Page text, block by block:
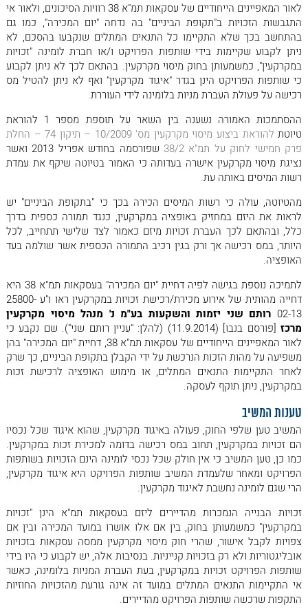
לאור המאפיינים הייחודיים של עסקאות תמ"א 38 רוויות הסיכונים, ולאור אי
התגבשות הזכויות ב"תקופת הביניים" בה נדחה "יום המכירה", כמו גם
בהתחשב בכך שלא התקיימו כל התנאים המתלים שנקבעו בהסכם, לא
ניתן לקבוע שקיימות בידי שותפות הפרויקט ו/או חברת לומינה "זכויות
במקרקעין", כמשמעותן בחוק מיסוי מקרקעין. בהתאם לכך לא ניתן לקבוע
כי שותפות הפרויקט הינן בגדר "איגוד מקרקעין" ואף לא ניתן להטיל מס
רכישה על פעולת העברת מניות בלומינה לידי העוררת.
ההסתמכות האמורה נשענה בין השאר על תוספת מספר 1 להוראת
טיוטת
להוראת ביצוע מיסוי מקרקעין מס' 10/2009 – תיקון 74 – החלת
פרק חמישי לחוק על תמ"א 38/2
שפורסמה בחודש אפריל 2013 ואשר
נציגת מיסוי מקרקעין אישרה בעדותה כי האמור בטיוטה שיקף את עמדת
רשות המיסים באותה עת.
מהטיוטה, עולה כי רשות המיסים הכירה בכך כי "בתקופת הביניים" יש
לראות את היזם במחזיק באופציה במקרקעין, כנגד תמורה כספית בדרך
כלל, ובהתאם לכך העברת זכויות מיזם כאמור לצד שלישי תתחייב, לכל
היותר, במס רכישה אך ורק בגין רכיב התמורה הכספית אשר שולמה בעד
האופציה.
לתמיכה נוספת בגישה לפיה דחיית "יום המכירה" בעסקאות תמ"א 38 היא
דחייה מהותית של אירוע מכירת/רכישת זכויות במקרקעין ראו ו"ע 25800-
02-13 רותם שני יזמות והשקעות בע"מ נ' מנהל מיסוי מקרקעין
מרכז
[פורסם בנבו] (11.9.2014) (להלן: "עניין רותם שני"). שם נקבע כי
לאור המאפיינים הייחודיים של עסקאות תמ"א 38, דחיית "יום המכירה" בהן
משפיעה על מהות הזכות הנרכשת על ידי הקבלן בתקופת הביניים, כך שרק
לאחר התקיימות התנאים המתלים, או מימוש האופציה לרכישת זכות
במקרקעין, ניתן תוקף לעסקה.
טענות המשיב
המשיב טען שלפי החוק, פעולה באיגוד מקרקעין, שהוא איגוד שכל נכסיו
הם זכויות במקרקעין, תחוב במס רכישה בדומה למכירת זכות במקרקעין.
כמו כן, טען המשיב כי אין חולק שכל נכסי לומינה הינם הזכויות בשותפות
הפרויקט ומאחר שלעמדת המשיב שותפות הפרויקט היא איגוד מקרקעין,
הרי שגם לומינה נחשבת לאיגוד מקרקעין.
זכויות הבנייה הנמכרות מהדיירים ליזם בעסקאות תמ"א הינן "זכויות
במקרקעין" כמשמעותן בחוק, בין אם אלו אושרו במועד המכירה ובין אם
צפויות לקבל אישור, שהרי חוק מיסוי מקרקעין ממסה עסקאות בזכויות
אובליגטוריות ולא רק בזכויות קנייניות. בנסיבות אלה, יש לקבוע כי היו בידי
שותפות הפרויקט זכויות במקרקעין, בעת העברת המניות בלומינה, כאשר
אי התקיימות התנאים המתלים במועד זה אינה גורעת מהזכויות החוזיות
התקפות שרכשה שותפות הפרויקט מהדיירים.